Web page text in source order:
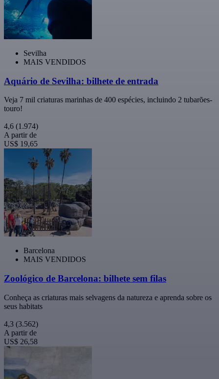
Sevilha
MAIS VENDIDOS
Aquário de Sevilha: bilhete de entrada
Veja 7 mil criaturas marinhas de 400 espécies, incluindo 2 tubarões-
touro!
4,6 (1.974)
A partir de
US$ 19,65
Barcelona
MAIS VENDIDOS
Zoológico de Barcelona: bilhete sem filas
Conheça as criaturas mais selvagens da natureza e aprenda sobre os
seus habitats
4,3 (3.562)
A partir de
US$ 26,58